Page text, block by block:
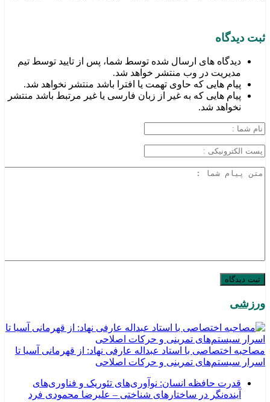
ثبت دیدگاه
دیدگاه های ارسال شده توسط شما، پس از تایید توسط تیم
مدیریت در وب منتشر خواهد شد.
پیام هایی که حاوی تهمت یا افترا باشد منتشر نخواهد شد.
پیام هایی که به غیر از زبان فارسی یا غیر مرتبط باشد منتشر
نخواهد شد.
ورزشی
مصاحبه اختصاصی با استاد عبداله عارفی نهاد: از قهرمانی آسیا تا
اسرار سیستم‌های تمرینی و حرکات اصلاحی
قدرت حافظه انسان: نوآوری‌های تئوریک و فناوری‌های
آینده‌نگر در ساختارهای شناختی – علیرضا محمودی فرد